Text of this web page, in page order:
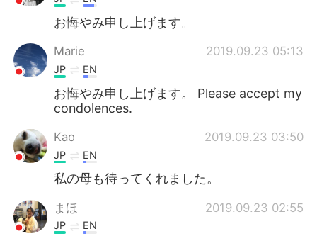
お悔やみ申し上げます。
Marie 2019.09.23 05:13
JP EN
お悔やみ申し上げます。 Please accept my
condolences.
Kao 2019.09.23 03:50
JP EN
私の母も待ってくれました。
まほ 2019.09.23 02:55
JP EN